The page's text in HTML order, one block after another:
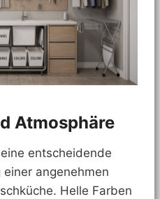
Atmosphäre
entscheidende
angenehmen
Helle Farben